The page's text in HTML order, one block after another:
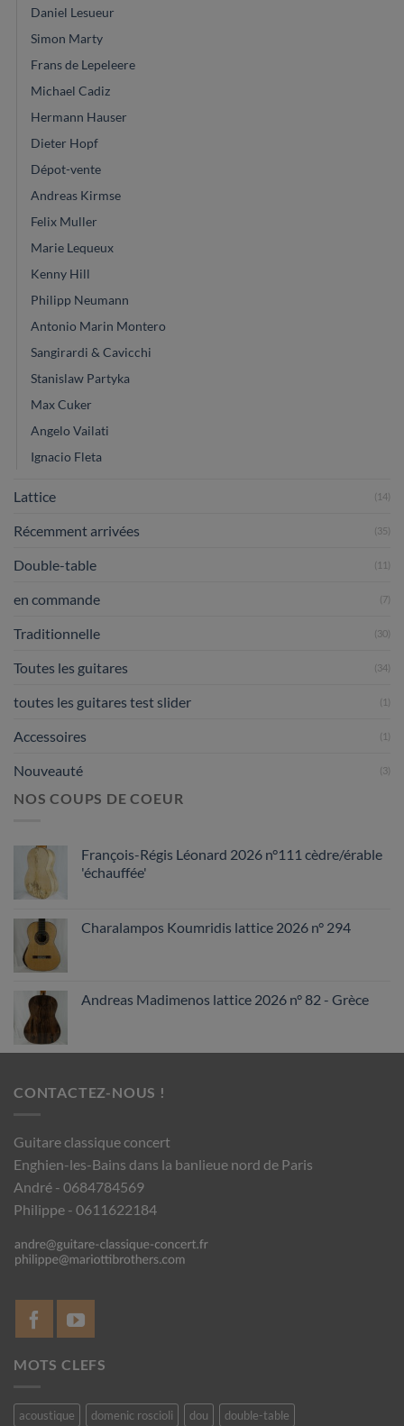
Daniel Lesueur
Simon Marty
Frans de Lepeleere
Michael Cadiz
Hermann Hauser
Dieter Hopf
Dépot-vente
Andreas Kirmse
Felix Muller
Marie Lequeux
Kenny Hill
Philipp Neumann
Antonio Marin Montero
Sangirardi & Cavicchi
Stanislaw Partyka
Max Cuker
Angelo Vailati
Ignacio Fleta
Lattice (14)
Récemment arrivées (35)
Double-table (11)
en commande (7)
Traditionnelle (30)
Toutes les guitares (34)
toutes les guitares test slider (1)
Accessoires (1)
Nouveauté (3)
NOS COUPS DE COEUR
François-Régis Léonard 2026 n°111 cèdre/érable
'échauffée'
Charalampos Koumridis lattice 2026 n° 294
Andreas Madimenos lattice 2026 n° 82 - Grèce
CONTACTEZ-NOUS !
Guitare classique concert
Enghien-les-Bains dans la banlieue nord de Paris
André - 0684784569
Philippe - 0611622184
MOTS CLEFS
acoustique domenic roscioli dou
double-table